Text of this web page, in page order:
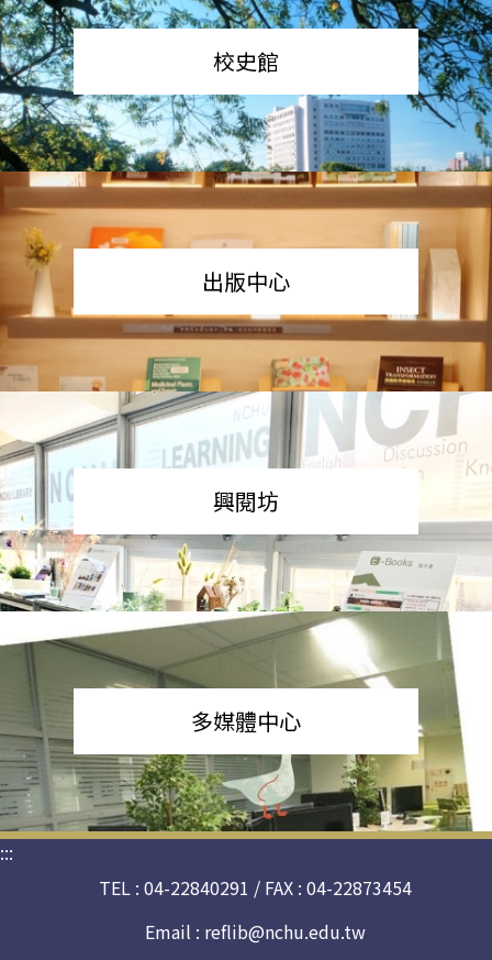
校史館
出版中心
興閱坊
多媒體中心
:::
TEL : 04-22840291 / FAX : 04-22873454
Email : reflib@nchu.edu.tw